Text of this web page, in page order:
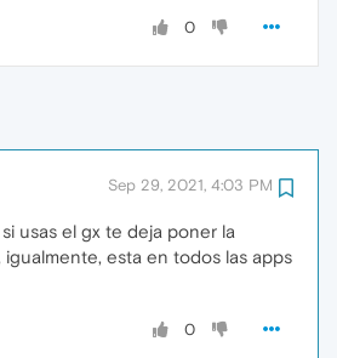
0
Sep 29, 2021, 4:03 PM
usas el gx te deja poner la
igualmente, esta en todos las apps
0